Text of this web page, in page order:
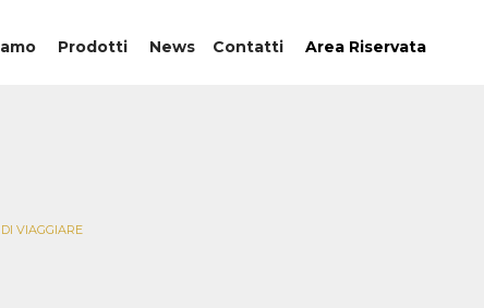
Prodotti News Contatti Area Riservata
VIAGGIARE